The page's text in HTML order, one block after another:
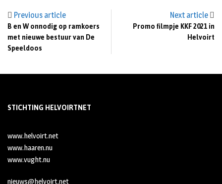
Previous article
B en W onnodig op ramkoers
met nieuwe bestuur van De
Speeldoos
Next article
Promo filmpje KKF 2021 in
Helvoirt
STICHTING HELVOIRTNET
www.helvoirt.net
www.haaren.nu
www.vught.nu
nieuws@helvoirt.net